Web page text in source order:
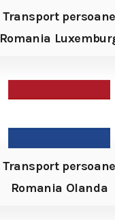
Transport persoane
Romania
Transport persoane
Romania Olanda